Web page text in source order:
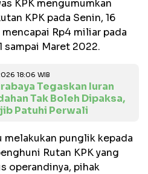
KPK mengumumkan
KPK pada Senin, 16
Rp4 miliar pada
sampai Maret 2022.
18:06 WIB
Tegaskan Iuran
Tak Boleh Dipaksa,
Patuhi Perwali
melakukan punglik kepada
Rutan KPK yang
operandinya, pihak